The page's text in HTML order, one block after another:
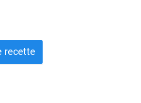
recette